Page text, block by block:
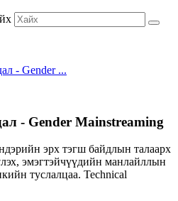
- Gender ...
- Gender Mainstreaming
эрх тэгш байдлын талаарх
эмэгтэйчүүдийн манлайллын
туслалцаа. Technical